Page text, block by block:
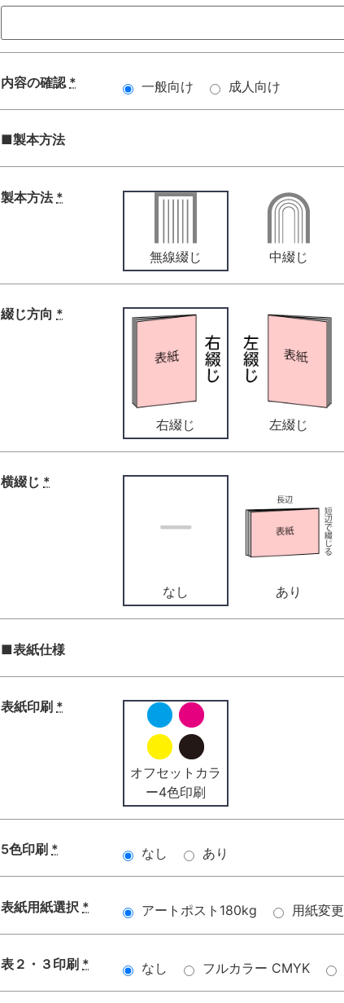
内容の確認 * 一般向け 成人向け
■製本方法
製本方法 *
無線綴じ 中綴じ
綴じ方向 *
右綴じ 左綴じ
横綴じ *
なし あり
■表紙仕様
表紙印刷 *
オフセットカラ
ー4色印刷
5色印刷 * なし あり
表紙用紙選択 * アートポスト180kg 用紙変更
表２・３印刷 * なし フルカラー CMYK